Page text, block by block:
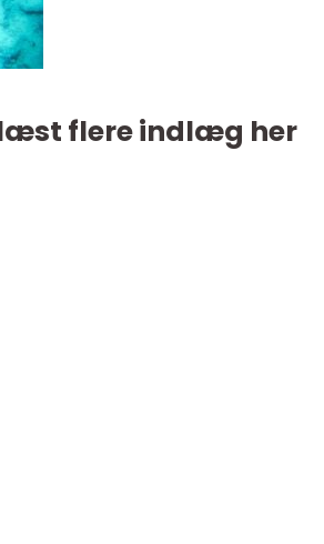
flere indlæg her